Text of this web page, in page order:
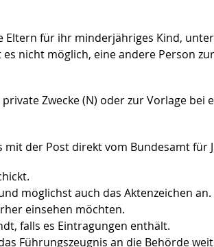
Eltern für ihr minderjähriges Kind, unter
nicht möglich, eine andere Person zur
Zwecke (N) oder zur Vorlage bei
mit der Post direkt vom Bundesamt für
möglichst auch das Aktenzeichen an.
einsehen möchten.
falls es Eintragungen enthält.
Führungszeugnis an die Behörde